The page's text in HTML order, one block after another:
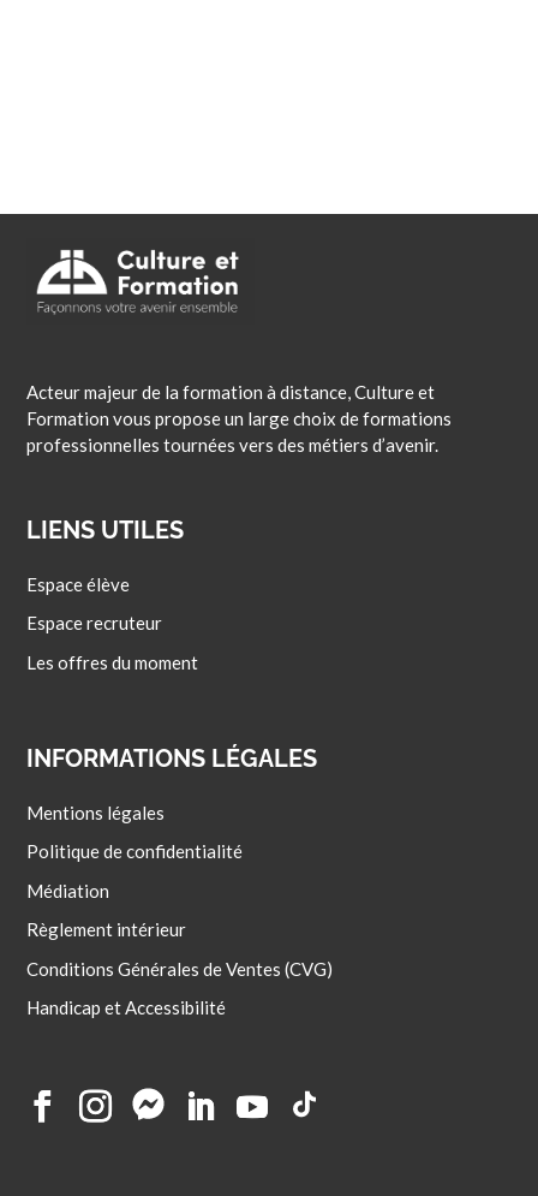
Acteur majeur de la formation à distance, Culture et
Formation vous propose un large choix de formations
professionnelles tournées vers des métiers d’avenir.
LIENS UTILES
Espace élève
Espace recruteur
Les offres du moment
INFORMATIONS LÉGALES
Mentions légales
Politique de confidentialité
Médiation
Règlement intérieur
Conditions Générales de Ventes (CVG)
Handicap et Accessibilité